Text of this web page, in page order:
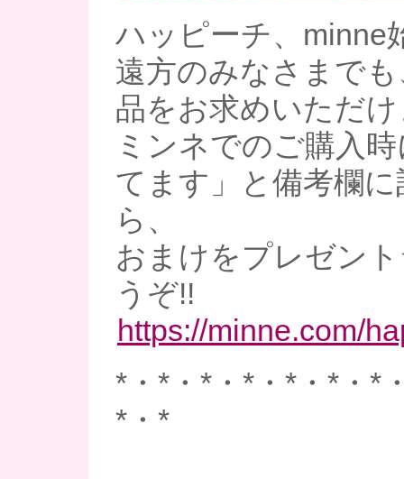
ハッピーチ、minne
遠方のみなさまで
品をお求めいただ
ミンネでのご購入
てます」と備考欄
ら、
おまけをプレゼン
うぞ!!
https://minne.com/
*・*・*・*・*・*・*
*・*